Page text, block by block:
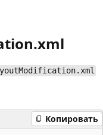
Копировать